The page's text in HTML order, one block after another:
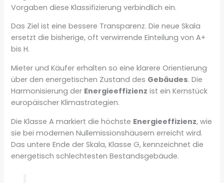
Vorgaben diese Klassifizierung verbindlich ein.
Das Ziel ist eine bessere Transparenz. Die neue Skala
ersetzt die bisherige, oft verwirrende Einteilung von A+
bis H.
Mieter und Käufer erhalten so eine klarere Orientierung
über den energetischen Zustand des Gebäudes. Die
Harmonisierung der Energieeffizienz ist ein Kernstück
europäischer Klimastrategien.
Die Klasse A markiert die höchste Energieeffizienz, wie
sie bei modernen Nullemissionshäusern erreicht wird.
Das untere Ende der Skala, Klasse G, kennzeichnet die
energetisch schlechtesten Bestandsgebäude.